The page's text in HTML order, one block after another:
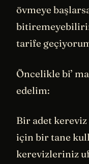
övmeye
tarife
Öncelikle bi’
edelim:
Bir adet
için bir tane
kerevizleriniz